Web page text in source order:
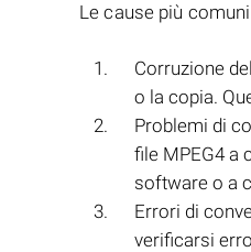
Le cause più
Corruzione
o la copia.
Problemi di
file MPEG4 a
software o a
Errori di
verificarsi